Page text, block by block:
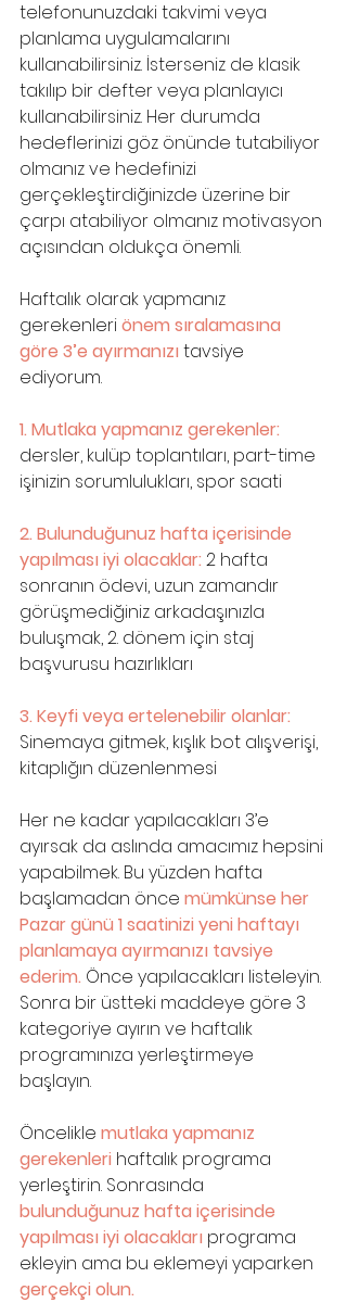
telefonunuzdaki takvimi veya
planlama uygulamalarını
kullanabilirsiniz. İsterseniz de klasik
takılıp bir defter veya planlayıcı
kullanabilirsiniz. Her durumda
hedeflerinizi göz önünde tutabiliyor
olmanız ve hedefinizi
gerçekleştirdiğinizde üzerine bir
çarpı atabiliyor olmanız motivasyon
açısından oldukça önemli.
Haftalık olarak yapmanız
gerekenleri önem sıralamasına
göre 3’e ayırmanızı tavsiye
ediyorum.
1. Mutlaka yapmanız gerekenler:
dersler, kulüp toplantıları, part-time
işinizin sorumlulukları, spor saati
2. Bulunduğunuz hafta içerisinde
yapılması iyi olacaklar: 2 hafta
sonranın ödevi, uzun zamandır
görüşmediğiniz arkadaşınızla
buluşmak, 2. dönem için staj
başvurusu hazırlıkları
3. Keyfi veya ertelenebilir olanlar:
Sinemaya gitmek, kışlık bot alışverişi,
kitaplığın düzenlenmesi
Her ne kadar yapılacakları 3’e
ayırsak da aslında amacımız hepsini
yapabilmek. Bu yüzden hafta
başlamadan önce mümkünse her
Pazar günü 1 saatinizi yeni haftayı
planlamaya ayırmanızı tavsiye
ederim. Önce yapılacakları listeleyin.
Sonra bir üstteki maddeye göre 3
kategoriye ayırın ve haftalık
programınıza yerleştirmeye
başlayın.
Öncelikle mutlaka yapmanız
gerekenleri haftalık programa
yerleştirin. Sonrasında
bulunduğunuz hafta içerisinde
yapılması iyi olacakları programa
ekleyin ama bu eklemeyi yaparken
gerçekçi olun.